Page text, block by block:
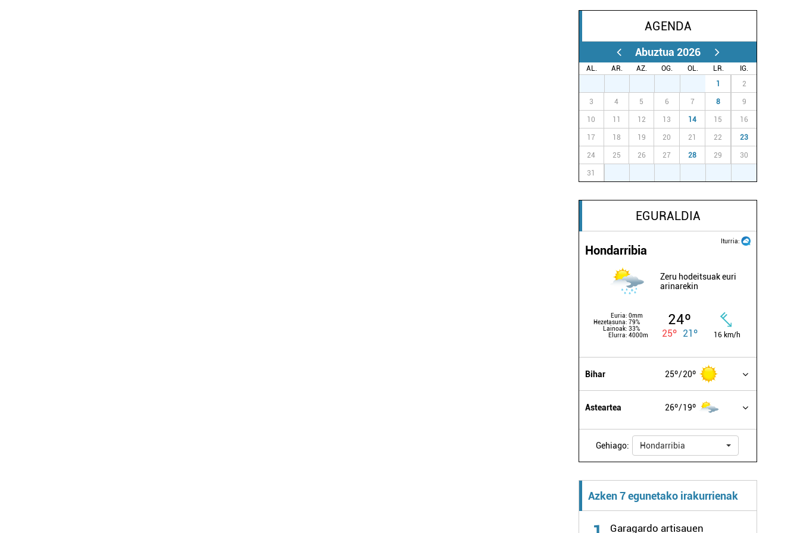
AGENDA
Abuztua 2026
AL. AR. AZ. OG. OL. LR.
IG.
1 2
3 4 5 6 7 8 9
10 11 12 13 14 15 16
17 18 19 20 21 22 23
24 25 26 27 28 29 30
31
EGURALDIA
Iturria:
Hondarribia
Zeru hodeitsuak euri
arinarekin
Euria: 0mm
Hezetasuna: 79%
Lainoak: 33%
Elurra: 4000m
24º
25º 21º 16 km/h
Bihar 25º 20º
Asteartea 26º 19º
Gehiago: Hondarribia
Azken 7 egunetako irakurrienak
Garagardo artisauen